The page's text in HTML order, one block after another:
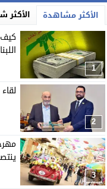
الأكثر مشاهدة الأكثر
1
2
3